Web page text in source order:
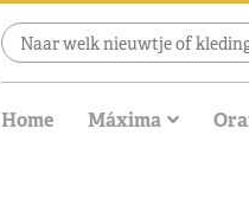
Home Máxima